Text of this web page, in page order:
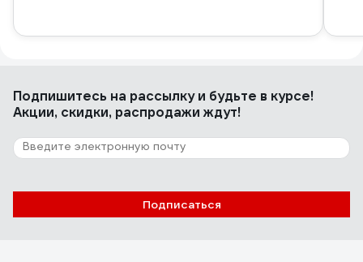
Подпишитесь на рассылкуи будьте в курсе!
Акции, скидки, распродажи ждут!
Подписаться